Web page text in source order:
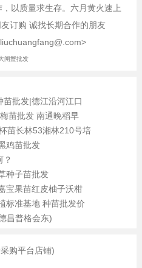
以质量求生存。六月黄火速上
订购 诚找长期合作的朋友
闸蟹批发
批发|德江沿河江口
苗批发 南通晚稻早
苗长林53湘林210号培
鸡苗批发
？
种子苗批发
宝果苗红皮柚子沃柑
标准基地 种苗批发价
昌普格会东)
购平台店铺)